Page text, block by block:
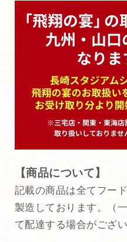
【商品について】
記載の商品は全てフー
製造しております。（
て配達する場合がござい